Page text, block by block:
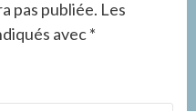
pas publiée. Les
avec*